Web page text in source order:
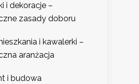
i dekoracje –
zasady doboru
i kawalerki –
aranżacja
i budowa